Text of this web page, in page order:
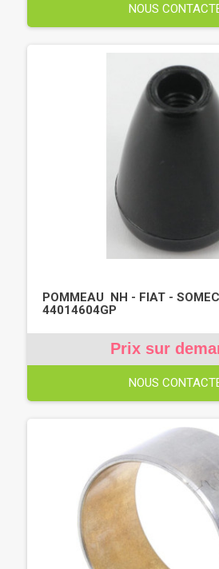
NOUS
POMMEAU NH - FIAT -
44014604GP
Prix sur
NOUS